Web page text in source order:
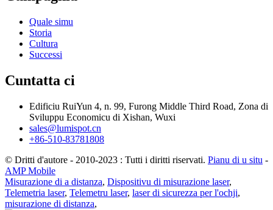
Quale simu
Storia
Cultura
Successi
Cuntatta ci
Edificiu RuiYun 4, n. 99, Furong Middle Third Road, Zona di
Sviluppu Economicu di Xishan, Wuxi
sales@lumispot.cn
+86-510-83781808
© Dritti d'autore - 2010-2023 : Tutti i diritti riservati. Pianu di u situ -
AMP Mobile
Misurazione di a distanza, Dispositivu di misurazione laser,
Telemetria laser, Telemetru laser, laser di sicurezza per l'ochji,
misurazione di distanza,